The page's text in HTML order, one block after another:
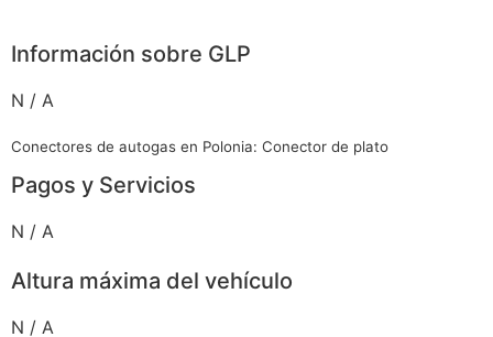
Información sobre GLP
N / A
Conectores de autogas en Polonia: Conector de plato
Pagos y Servicios
N / A
Altura máxima del vehículo
N / A